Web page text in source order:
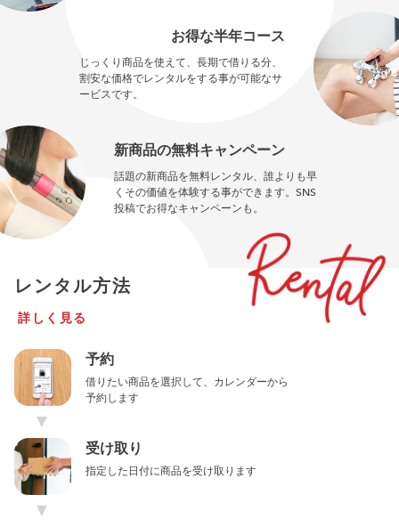
お得な半年コース
じっくり商品を使えて、長期で借りる分、
割安な価格でレンタルをする事が可能なサ
ービスです。
新商品の無料キャンペーン
話題の新商品を無料レンタル、誰よりも早
くその価値を体験する事ができます。SNS
投稿でお得なキャンペーンも。
レンタル方法
詳しく見る
予約
借りたい商品を選択して、カレンダーから
予約します
▼
受け取り
指定した日付に商品を受け取ります
▼